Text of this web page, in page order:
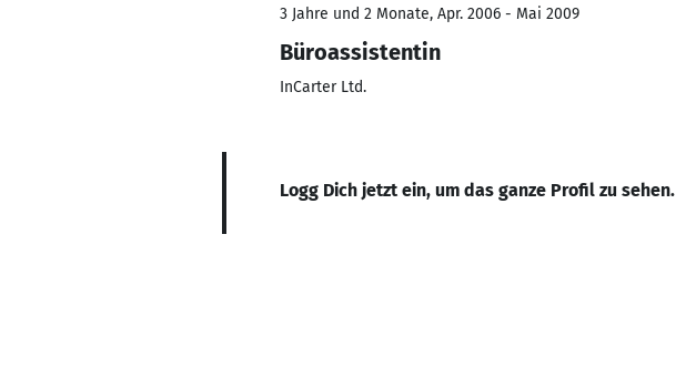
3 Jahre und 2 Monate, Apr. 2006 - Mai 2009
Büroassistentin
InCarter Ltd.
Logg Dich jetzt ein, um das ganze Profil zu sehen.